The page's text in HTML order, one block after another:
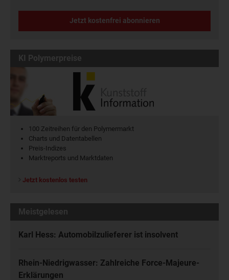
Jetzt kostenfrei abonnieren
KI Polymerpreise
100 Zeitreihen für den Polymermarkt
Charts und Datentabellen
Preis-Indizes
Marktreports und Marktdaten
Jetzt kostenlos testen
Meistgelesen
Karl Hess: Automobilzulieferer ist insolvent
Rhein-Niedrigwasser: Zahlreiche Force-Majeure-
Erklärungen